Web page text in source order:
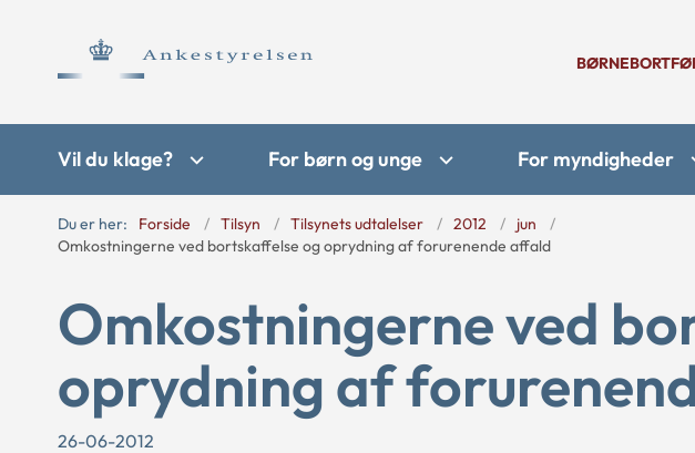
Vil du klage? For børn og unge For myndigheder
Du er her: Forside Tilsyn Tilsynets udtalelser 2012
jun
Omkostningerne ved bortskaffelse og oprydning af forurenende affald
Omkostningerne ved
oprydning af
26-06-2012